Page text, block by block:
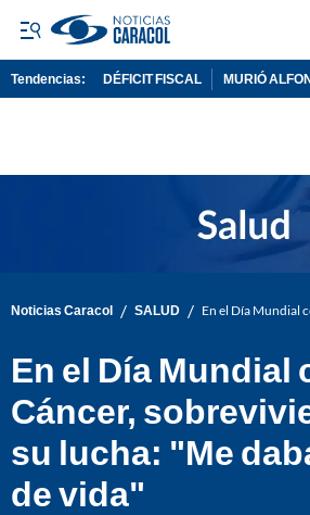
Tendencias: DÉFICIT FISCAL MURIÓ
Noticias Caracol / SALUD / En el Día Mundial
En el Día Mundial
Cáncer,
su lucha: "Me
de vida"